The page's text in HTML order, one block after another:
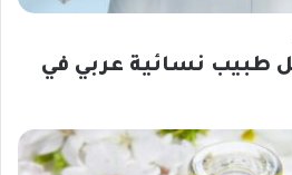
طبيب نسائية عربي في